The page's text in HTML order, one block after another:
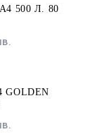
500 Л. 80